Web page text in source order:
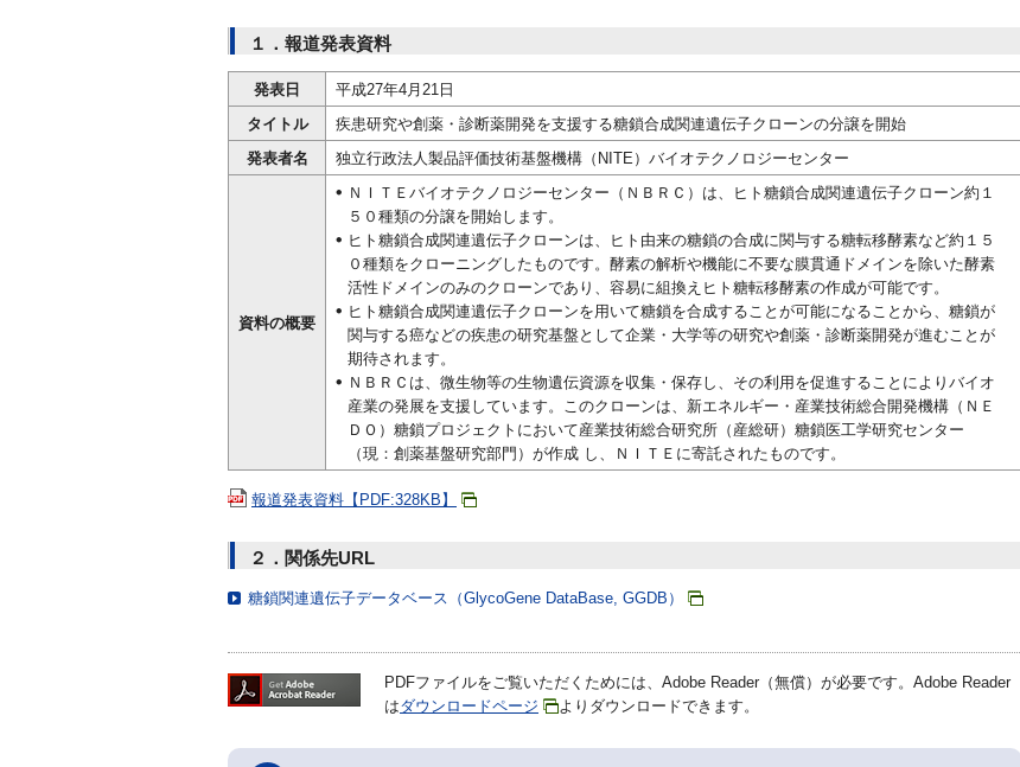
１．報道発表資料
発表日
平成27年4月21日
タイトル
疾患研究や創薬・診断薬開発を支援する糖鎖合成関連遺伝子クローンの分譲を開始
発表者名
独立行政法人製品評価技術基盤機構（NITE）バイオテクノロジーセンター
資料の概要
ＮＩＴＥバイオテクノロジーセンター（ＮＢＲＣ）は、ヒト糖鎖合成関連遺伝子クローン約１
５０種類の分譲を開始します。
ヒト糖鎖合成関連遺伝子クローンは、ヒト由来の糖鎖の合成に関与する糖転移酵素など約１５
０種類をクローニングしたものです。酵素の解析や機能に不要な膜貫通ドメインを除いた酵素
活性ドメインのみのクローンであり、容易に組換えヒト糖転移酵素の作成が可能です。
ヒト糖鎖合成関連遺伝子クローンを用いて糖鎖を合成することが可能になることから、糖鎖が
関与する癌などの疾患の研究基盤として企業・大学等の研究や創薬・診断薬開発が進むことが
期待されます。
ＮＢＲＣは、微生物等の生物遺伝資源を収集・保存し、その利用を促進することによりバイオ
産業の発展を支援しています。このクローンは、新エネルギー・産業技術総合開発機構（ＮＥ
ＤＯ）糖鎖プロジェクトにおいて産業技術総合研究所（産総研）糖鎖医工学研究センター
（現：創薬基盤研究部門）が作成 し、ＮＩＴＥに寄託されたものです。
報道発表資料【PDF:328KB】
２．関係先URL
糖鎖関連遺伝子データベース（GlycoGene DataBase, GGDB）
PDFファイルをご覧いただくためには、Adobe Reader（無償）が必要です。Adobe Reader
はダウンロードページ よりダウンロードできます。